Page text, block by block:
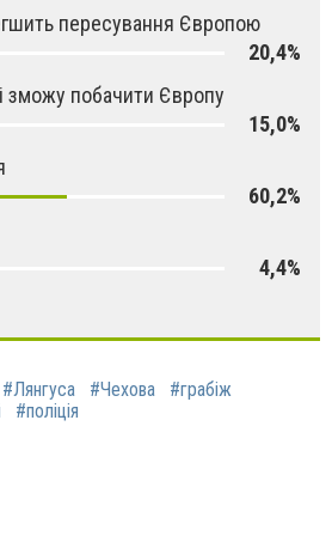
пересування Європою
20,4%
зможу побачити Європу
15,0%
60,2%
4,4%
#Лянгуса #Чехова
#грабіж
#поліція